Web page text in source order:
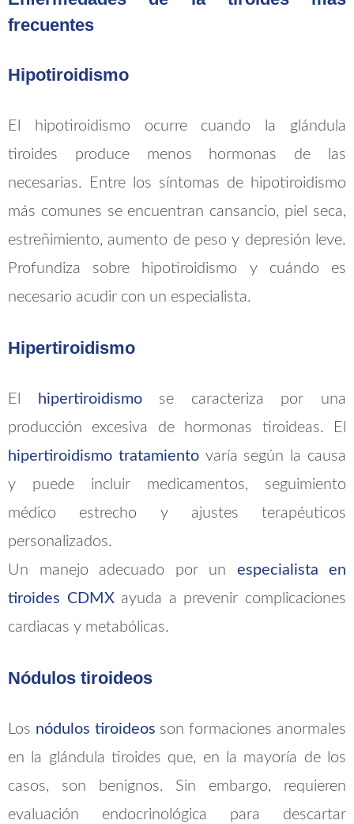
frecuentes
Hipotiroidismo
El hipotiroidismo ocurre cuando la glándula
tiroides produce menos hormonas de las
necesarias. Entre los síntomas de hipotiroidismo
más comunes se encuentran cansancio, piel seca,
estreñimiento, aumento de peso y depresión leve.
Profundiza sobre hipotiroidismo y cuándo es
necesario acudir con un especialista.
Hipertiroidismo
El hipertiroidismose caracteriza por una
producción excesiva de hormonas tiroideas. El
hipertiroidismo tratamientovaría según la causa
y puede incluir medicamentos, seguimiento
médico estrecho y ajustes terapéuticos
personalizados.
Un manejo adecuado por un especialista en
tiroides CDMXayuda a prevenir complicaciones
cardiacas y metabólicas.
Nódulos tiroideos
Los nódulos tiroideos son formaciones anormales
en la glándula tiroides que, en la mayoría de los
casos, son benignos. Sin embargo, requieren
evaluación endocrinológica para descartar